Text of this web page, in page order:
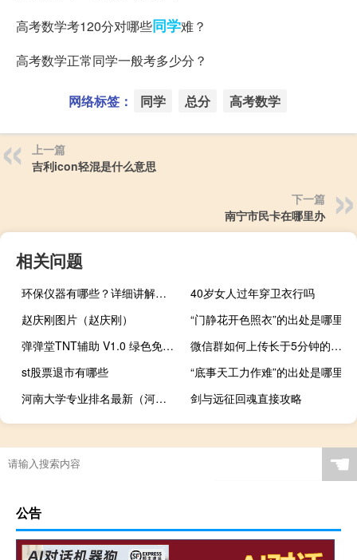
高考数学考120分对哪些同学难？
高考数学正常同学一般考多少分？
网络标签： 同学 总分 高考数学
上一篇
吉利icon轻混是什么意思
下一篇
南宁市民卡在哪里办
相关问题
环保仪器有哪些？详细讲解各类环保仪器的使用方法
40岁女人过年穿卫衣行吗
赵庆刚图片（赵庆刚）
“门静花开色照衣”的出处是哪里
弹弹堂TNT辅助 V1.0 绿色免费版（弹弹堂TNT辅助 V1.0 绿色免费版功能简介）
微信群如何上传长于5分钟的视频
st股票退市有哪些
“底事天工力作难”的出处是哪里
河南大学专业排名最新（河南大学专业排名）
剑与远征回魂直接攻略
多大年龄的人眼袋多
☚
公告